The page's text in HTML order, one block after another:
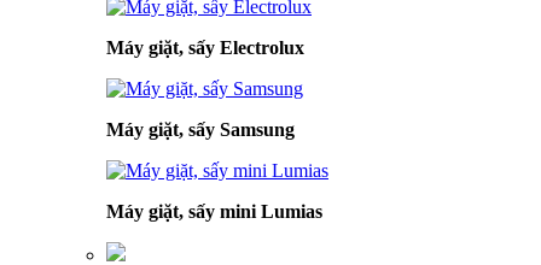
Máy giặt, sấy Electrolux
Máy giặt, sấy Samsung
Máy giặt, sấy mini Lumias